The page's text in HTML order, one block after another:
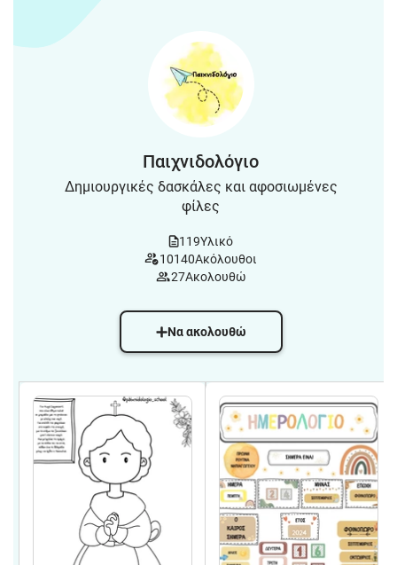
Παιχνιδολόγιο
Δημιουργικές δασκάλες και αφοσιωμένες
φίλες
119Υλικό
10140Ακόλουθοι
27Ακολουθώ
Να ακολουθώ